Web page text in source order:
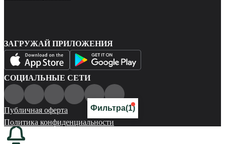
Фильтра(1)
ЗАГРУЖАЙ ПРИЛОЖЕНИЯ
СОЦИАЛЬНЫЕ СЕТИ
Публичная оферта
Политика конфиденциальности
Карта сайта